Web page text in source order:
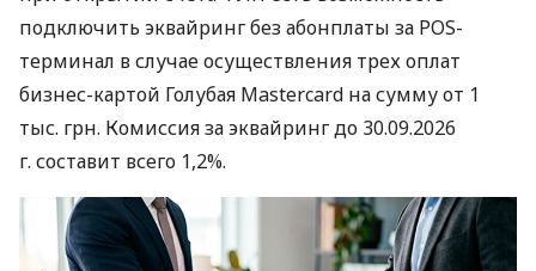
подключить эквайринг без абонплаты за POS-
терминал в случае осуществления трех оплат
бизнес-картой Голубая Mastercard на сумму от 1
тыс. грн. Комиссия за эквайринг до 30.09.2026
г. составит всего 1,2%.